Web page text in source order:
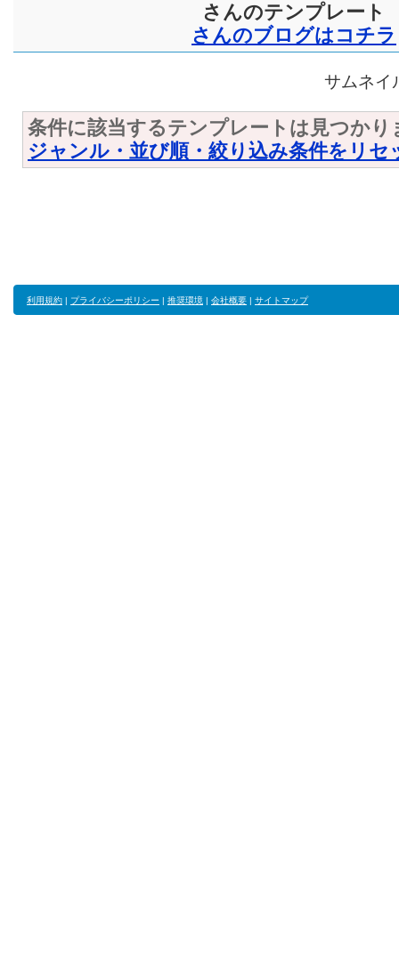
さんのテンプレート
さんのブログはコチラ
サムネイ
条件に該当するテンプレートは見つかり
ジャンル・並び順・絞り込み条件をリセ
利用規約 | プライバシーポリシー | 推奨環境 | 会社概要 | サイトマップ